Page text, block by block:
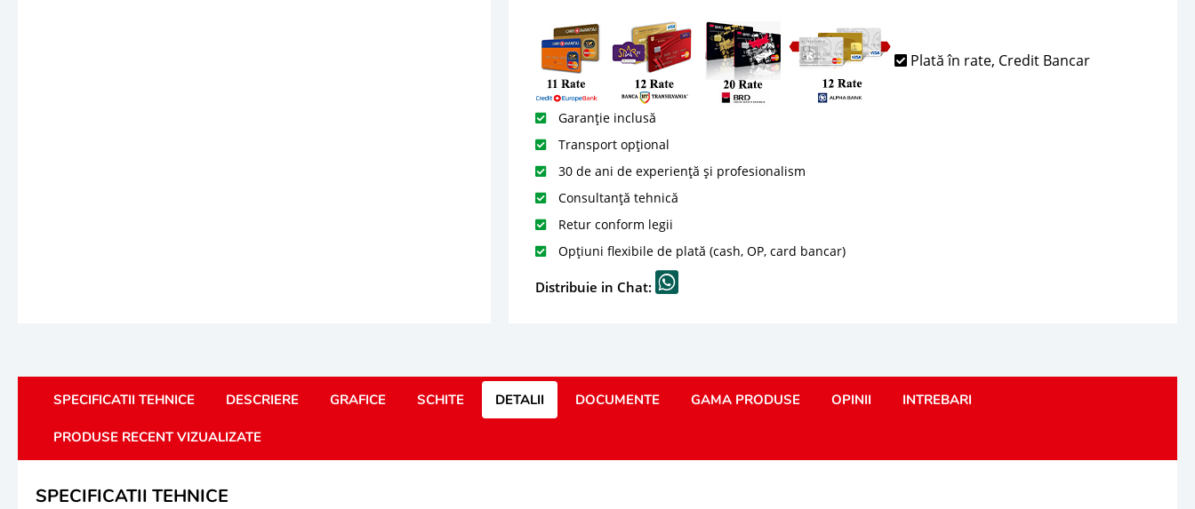
Plată în rate, Credit Bancar
Garanție inclusă
Transport opțional
30 de ani de experiență și profesionalism
Consultanță tehnică
Retur conform legii
Opțiuni flexibile de plată (cash, OP, card bancar)
Distribuie in Chat:
SPECIFICATII TEHNICE DESCRIERE GRAFICE SCHITE DETALII DOCUMENTE GAMA PRODUSE OPINII INTREBARI
PRODUSE RECENT VIZUALIZATE
SPECIFICATII TEHNICE